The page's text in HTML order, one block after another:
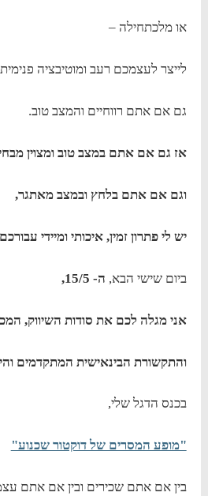
או מלכתחילה –
לייצר לעצמכם רעב ומוטיבציה
גם אם אתם רווחיים והמצב טוב.
אז גם אם אתם במצב טוב ומצוין
וגם אם אתם בלחץ ובמצב מאתגר,
יש לי פתרון זמין, איכותי ומיידי
ביום שישי הבא, ה- 15/5,
אני מגלה לכם את סודות השיווק,
והתקשורת הבינאישית המתקדמים
בכנס הדגל שלי,
"מופע המסרים של דוקטור שכנוע"
בין אם אתם שכירים ובין אם אתם